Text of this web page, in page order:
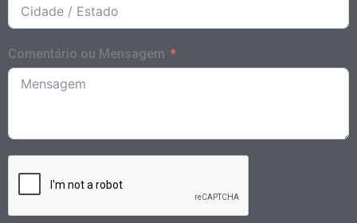
Comentário ou Mensagem